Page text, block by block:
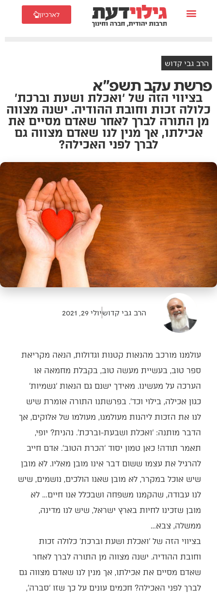
לארכיון
הרב גבי קדוש
פרשת עקב תשפ"א
בציווי הזה של ‘ואכלת ושעת וברכת’
כלולה זכות וחובת ההודיה. ישנה מצווה
מן התורה לברך לאחר שאדם מסיים את
אכילתו, אך מנין לנו שאדם מצווה גם
לברך לפני האכילה?
הרב גבי קדושיולי 29, 2021
עולמנו מורכב מהנאות קטנות וגדולות, הנאה מקריאת
ספר טוב, בעשיית מעשה טוב, בקבלת מחמאה או
הערכה על מעשינו. מאידך ישנם גם הנאות ‘גשמיות’
כגון אכילה, בילוי וכד’. בפרשתנו התורה אומרת שיש
לנו את הזכות ליהנות מעולמנו, מעולמו של אלוקים, אך
הדבר מותנה: ‘ואכלת ושבעת-וברכת’. נהנית? יופי,
תאמר תודה! כאן טמון יסוד ‘הכרת הטוב’. אדם חייב
להרגיל את עצמו ששום דבר אינו מובן מאליו. לא מובן
שיש אוכל במקרר, לא מובן שאנו הולכים, נושמים, שיש
לנו עבודה, שהקמנו משפחה ושבכלל אנו חיים… לא
מובן שזכינו לחיות בארץ ישראל, שיש לנו מדינה,
ממשלה, צבא…
בציווי הזה של ‘ואכלת ושעת וברכת’ כלולה זכות
וחובת ההודיה. ישנה מצווה מן התורה לברך לאחר
שאדם מסיים את אכילתו, אך מנין לנו שאדם מצווה גם
לברך לפני האכילה? חכמים עונים על כך שזו ‘סברה’,